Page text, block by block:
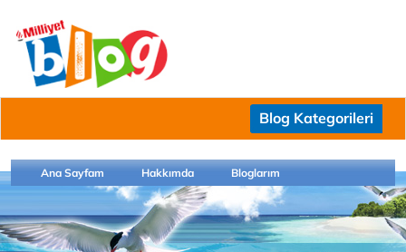
Blog Kategorileri
Ana Sayfam Hakkımda Bloglarım